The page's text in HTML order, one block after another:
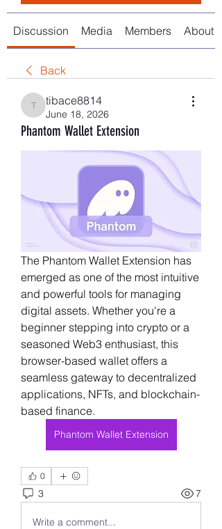
Discussion Media Members About
Back
tibace8814
tibace8814
June 18, 2026
Phantom Wallet Extension
The Phantom Wallet Extension has
emerged as one of the most intuitive
and powerful tools for managing
digital assets. Whether you're a
beginner stepping into crypto or a
seasoned Web3 enthusiast, this
browser-based wallet offers a
seamless gateway to decentralized
applications, NFTs, and blockchain-
based finance.
Phantom Wallet Extension
0
3 7
Write a comment...